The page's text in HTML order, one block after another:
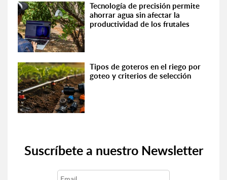
Tecnología de precisión permite
ahorrar agua sin afectar la
productividad de los frutales
Tipos de goteros en el riego por
goteo y criterios de selección
Suscríbete a nuestro Newsletter